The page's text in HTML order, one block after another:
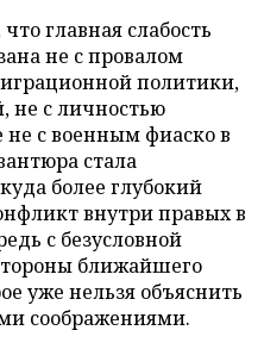
главная слабость
не с провалом
политики,
не с личностью
с военным фиаско в
стала
более глубокий
внутри правых в
с безусловной
ближайшего
уже нельзя объяснить
соображениями.